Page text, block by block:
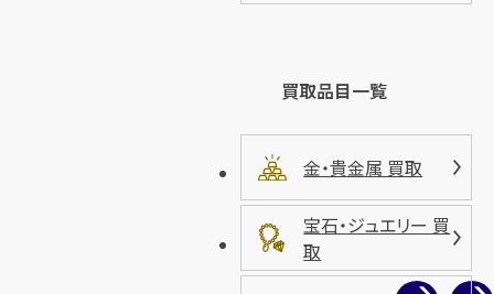
買取品目一覧
金・貴金属 買取
宝石・ジュエリー 買
取